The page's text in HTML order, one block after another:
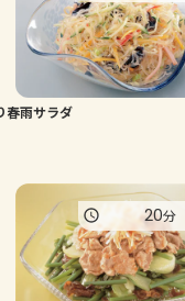
春雨サラダ
20分